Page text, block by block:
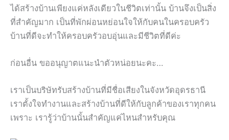
ได้สร้างบ้านเพียงแค่หลังเดียวในชีวิตเท่านั้น บ้านจึงเป็นสิ่ง
ที่สำคัญมาก เป็นที่พักผ่อนหย่อนใจให้กับคนในครอบครัว
บ้านที่ดีจะทำให้ครอบครัวอบอุ่นและมีชีวิตที่ดีค่ะ
ก่อนอื่น ขออนุญาตแนะนำตัวหน่อยนะคะ…
เราเป็นบริษัทรับสร้างบ้านที่มีชื่อเสียงในจังหวัดอุดรธานี
เราตั้งใจทำงานและสร้างบ้านที่ดีให้กับลูกค้าของเราทุกคน
เพราะ เรารู้ว่าบ้านนั้นสำคัญแค่ไหนสำหรับคุณ